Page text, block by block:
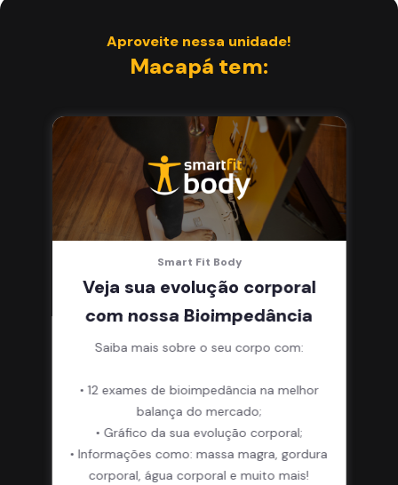
Aproveite nessa unidade!
Macapá tem:
Smart Fit Body
Veja sua evolução corporal
com nossa Bioimpedância
Saiba mais sobre o seu corpo com:
• 12 exames de bioimpedância na melhor
balança do mercado;
• Gráfico da sua evolução corporal;
• Informações como: massa magra, gordura
corporal, água corporal e muito mais!